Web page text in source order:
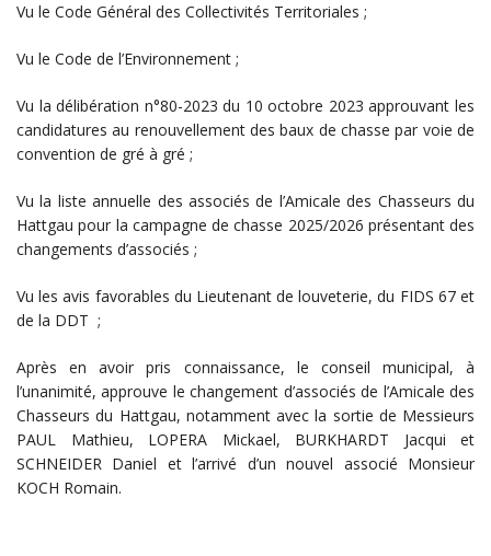
Vu le Code Général des Collectivités Territoriales ;
Vu le Code de l’Environnement ;
Vu la délibération n°80-2023 du 10 octobre 2023 approuvant les
candidatures au renouvellement des baux de chasse par voie de
convention de gré à gré ;
Vu la liste annuelle des associés de l’Amicale des Chasseurs du
Hattgau pour la campagne de chasse 2025/2026 présentant des
changements d’associés ;
Vu les avis favorables du Lieutenant de louveterie, du FIDS 67 et
de la DDT ;
Après en avoir pris connaissance, le conseil municipal, à
l’unanimité, approuve le changement d’associés de l’Amicale des
Chasseurs du Hattgau, notamment avec la sortie de Messieurs
PAUL Mathieu, LOPERA Mickael, BURKHARDT Jacqui et
SCHNEIDER Daniel et l’arrivé d’un nouvel associé Monsieur
KOCH Romain.